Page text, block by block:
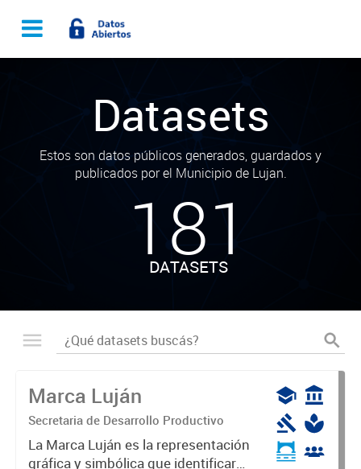
Datasets
Estos son datos públicos generados, guardados y
publicados por el Municipio de Lujan.
181
DATASETS
Marca Luján
Secretaria de Desarrollo Productivo
La Marca Luján es la representación
gráfica y simbólica que identificará